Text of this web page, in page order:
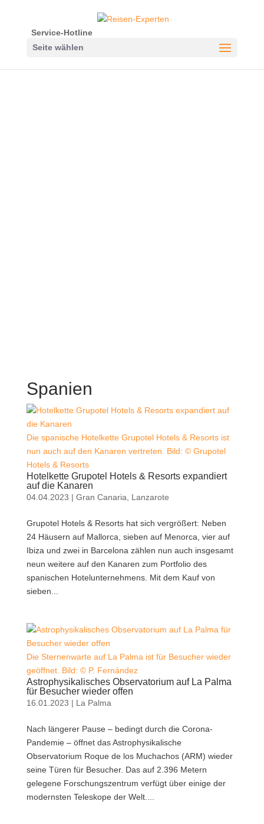
Service-Hotline
Seite wählen
Spanien
Die spanische Hotelkette Grupotel Hotels & Resorts ist
nun auch auf den Kanaren vertreten. Bild: © Grupotel
Hotels & Resorts
Hotelkette Grupotel Hotels & Resorts expandiert
auf die Kanaren
04.04.2023 | Gran Canaria Lanzarote
Grupotel Hotels & Resorts hat sich vergrößert: Neben
24 Häusern auf Mallorca, sieben auf Menorca, vier auf
Ibiza und zwei in Barcelona zählen nun auch insgesamt
neun weitere auf den Kanaren zum Portfolio des
spanischen Hotelunternehmens. Mit dem Kauf von
sieben...
Die Sternenwarte auf La Palma ist für Besucher wieder
geöffnet. Bild: © P. Fernández
Astrophysikalisches Observatorium auf La Palma
für Besucher wieder offen
16.01.2023 | La Palma
Nach längerer Pause – bedingt durch die Corona-
Pandemie – öffnet das Astrophysikalische
Observatorium Roque de los Muchachos (ARM) wieder
seine Türen für Besucher. Das auf 2.396 Metern
gelegene Forschungszentrum verfügt über einige der
modernsten Teleskope der Welt....